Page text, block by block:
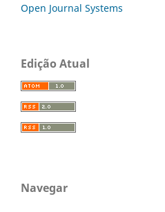
Open Journal Systems
Edição Atual
Navegar